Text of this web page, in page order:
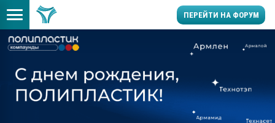
ПЕРЕЙТИ НА ФОРУМ
Вакуум-формовочные